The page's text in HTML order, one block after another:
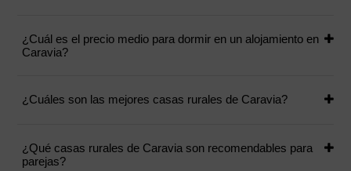
¿Cuál es el precio medio para dormir en un alojamiento en
Caravia?
¿Cuáles son las mejores casas rurales de Caravia?
¿Qué casas rurales de Caravia son recomendables para
parejas?